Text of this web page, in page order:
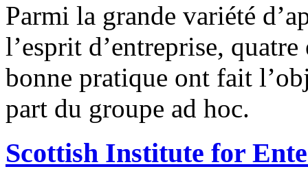
Parmi la grande variété
l’esprit d’entreprise,
bonne pratique ont fait
part du groupe ad hoc.
Scottish Institute for